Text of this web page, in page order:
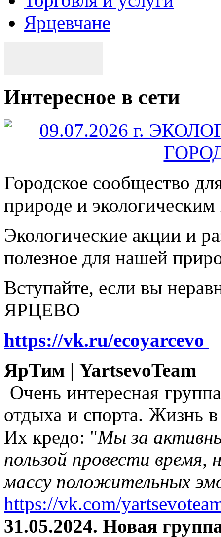
Ярцевчане
Интересное в сети
Городское сообщество
природе и
Экологические акции и
полезное для нашей
Вступайте, если вы
ЯРЦЕВО
https://vk.ru/ecoyarcevo
ЯрТим | YartsevoTeam
Очень интересная
отдыха и спорта. Жизнь
Их кредо: "Мы за
пользой провести время,
массу положительных
https://vk.com/
31.05.2024. Новая